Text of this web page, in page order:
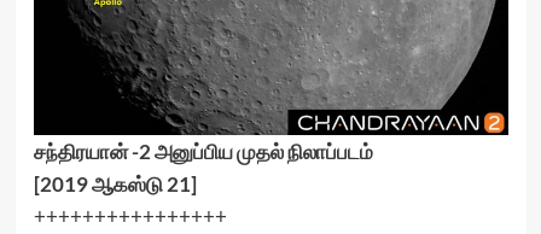
சந்திரயான் -2 அனுப்பிய முதல் நிலாப்படம்
[2019 ஆகஸ்டு 21]
++++++++++++++++